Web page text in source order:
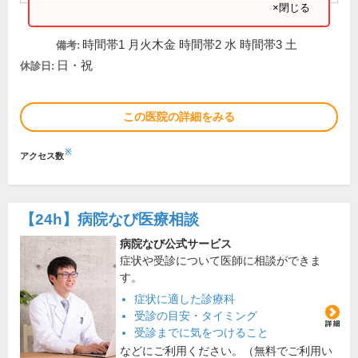
×閉じる
備考: 時間帯1 月火木金 時間帯2 水 時間帯3 土
休診日: 日・祝
この医院の詳細をみる
アクセス数※
【24h】 病院なび医療相談
病院なび公式サービス
症状や受診について医師に相談ができま
す。
症状に適した診療科
受診の目安・タイミング
受診までに気をつけること
などにご利用ください。（無料でご利用い